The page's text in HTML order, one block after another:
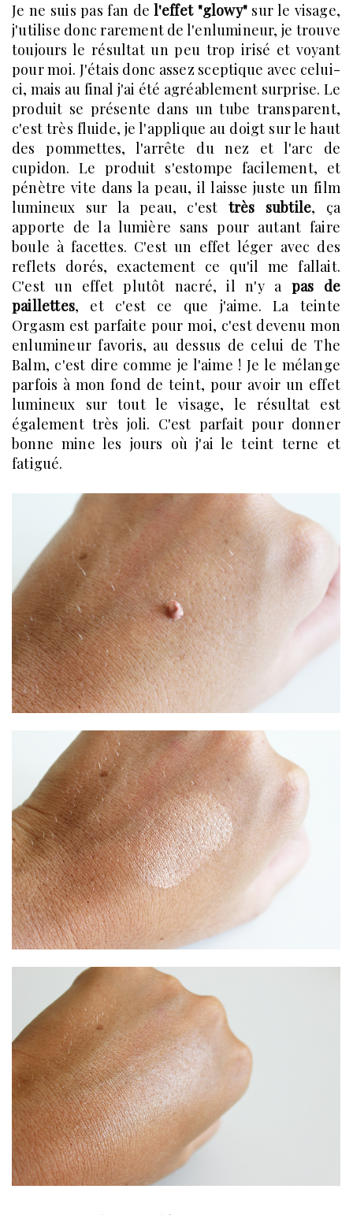
Je ne suis pas fan de l'effet "glowy"sur le visage,
j'utilise donc rarement de l'enlumineur, je trouve
toujours le résultat un peu trop irisé et voyant
pour moi. J'étais donc assez sceptique avec celui-
ci, mais au final j'ai été agréablement surprise. Le
produit se présente dans un tube transparent,
c'est très fluide, je l'applique au doigt sur le haut
des pommettes, l'arrête du nez et l'arc de
cupidon. Le produit s'estompe facilement, et
pénètre vite dans la peau, il laisse juste un film
lumineux sur la peau, c'est très subtile, ça
apporte de la lumière sans pour autant faire
boule à facettes. C'est un effet léger avec des
reflets dorés, exactement ce qu'il me fallait.
C'est un effet plutôt nacré, il n'y a pas de
paillettes, et c'est ce que j'aime. La teinte
Orgasm est parfaite pour moi, c'est devenu mon
enlumineur favoris, au dessus de celui de The
Balm, c'est dire comme je l'aime ! Je le mélange
parfois à mon fond de teint, pour avoir un effet
lumineux sur tout le visage, le résultat est
également très joli. C'est parfait pour donner
bonne mine les jours où j'ai le teint terne et
fatigué.